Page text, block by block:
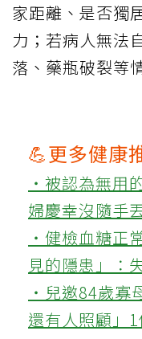
家距離、是否獨
力；若病人無法
落、藥瓶破裂等
💪更多健康
‧被認為無用
婦慶幸沒隨手
‧健檢血糖正
見的隱患」：
‧兒邀84歲寡
還有人照顧」